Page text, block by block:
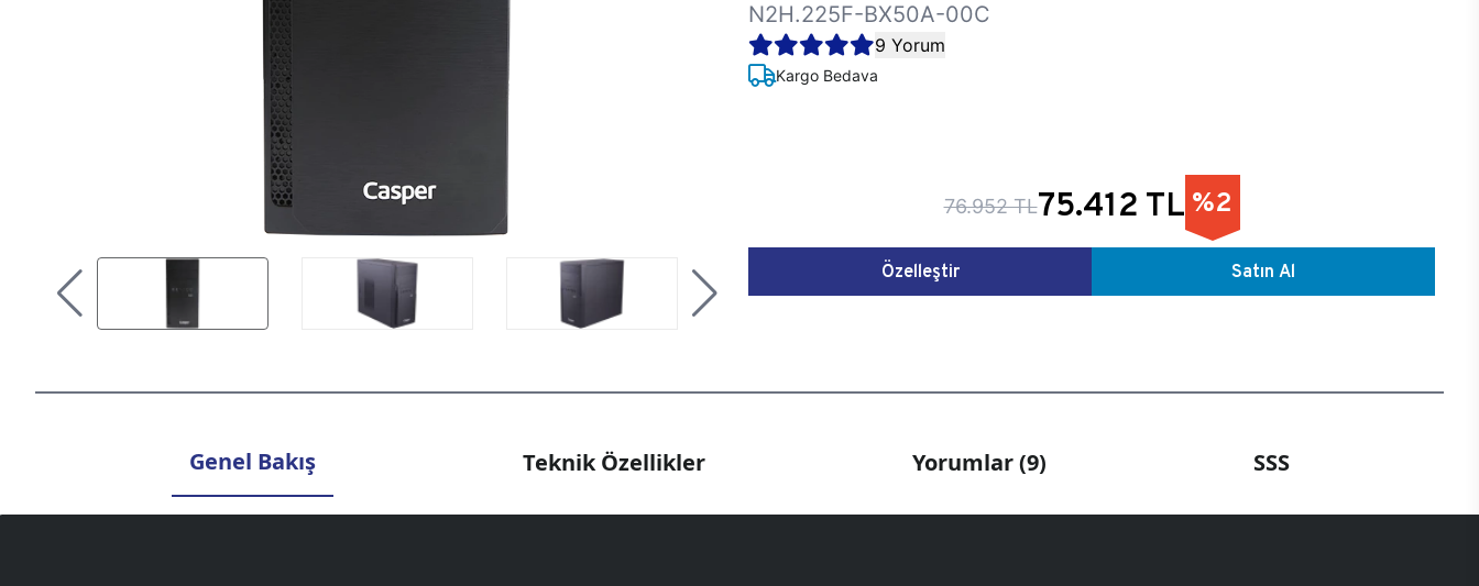
N2H.225F-BX50A-00C
9 Yorum
Kargo Bedava
76.952 TL75.412 TL %2
Özelleştir Satın Al
Genel Bakış Teknik Özellikler Yorumlar (9) SSS